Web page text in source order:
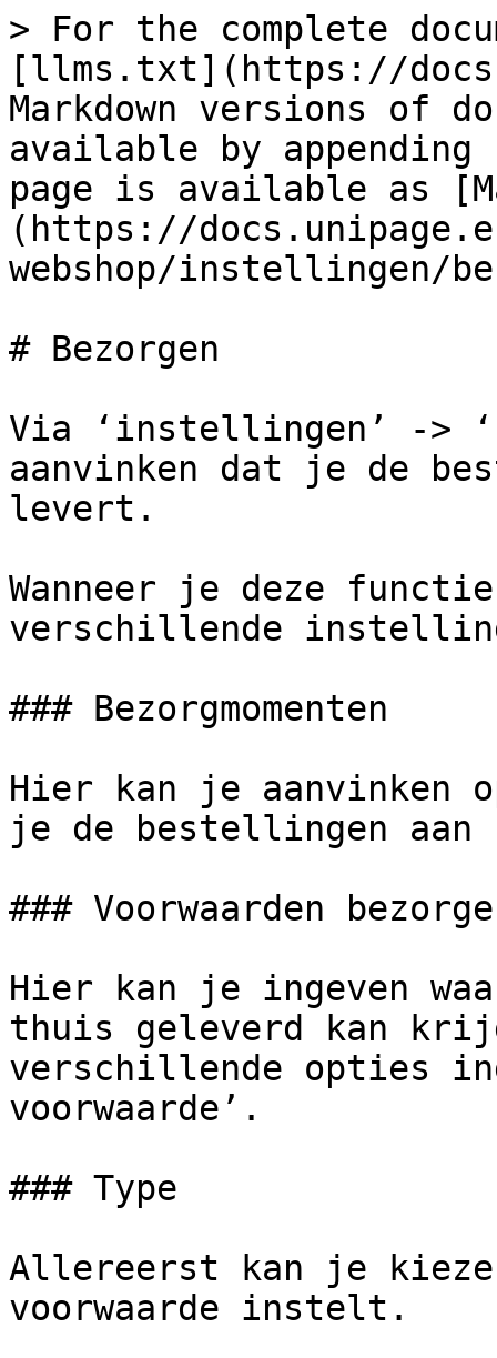
> For the complete
[llms.txt](https://
Markdown versions of
available by
page is available as
(https://
webshop/instellingen/
# Bezorgen
Via ‘instellingen’ ->
aanvinken dat je de
levert.
Wanneer je deze
verschillende
### Bezorgmomenten
Hier kan je aanvinken
je de bestellingen aan
### Voorwaarden
Hier kan je ingeven
thuis geleverd kan
verschillende opties
voorwaarde’.
### Type
Allereerst kan je
voorwaarde instelt.